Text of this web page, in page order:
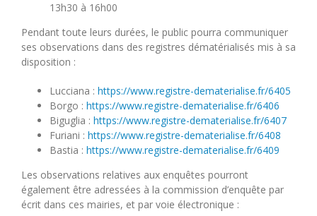
13h30 à 16h00
Pendant toute leurs durées, le public pourra communiquer
ses observations dans des registres dématérialisés mis à sa
disposition :
Lucciana : https://www.registre-dematerialise.fr/6405
Borgo : https://www.registre-dematerialise.fr/6406
Biguglia : https://www.registre-dematerialise.fr/6407
Furiani : https://www.registre-dematerialise.fr/6408
Bastia : https://www.registre-dematerialise.fr/6409
Les observations relatives aux enquêtes pourront
également être adressées à la commission d’enquête par
écrit dans ces mairies, et par voie électronique :